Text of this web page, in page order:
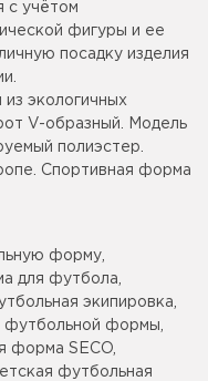
с учётом
фигуры и ее
посадку изделия
экологичных
V-образный. Модель
полиэстер.
Спортивная форма
форму,
для футбола,
экипировка,
футбольной формы,
форма SECO,
футбольная